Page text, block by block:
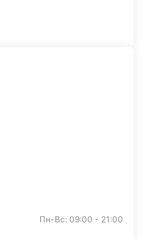
Пн-Вс: 09:00 - 21:00